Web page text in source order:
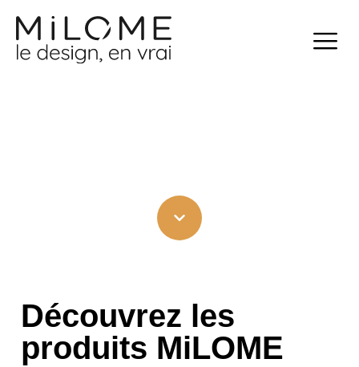
Aller
Découvrez les
produits MiLOME